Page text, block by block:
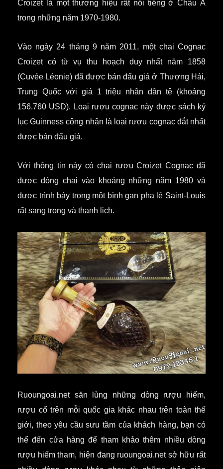
Croizet là một thương hiệu rất nổi tiếng ở Châu Á
trong những năm 1970-1980.
Vào ngày 24 tháng 9 năm 2011, một chai Cognac
Croizet có từ vụ thu hoạch duy nhất năm 1858
(Cuvée Léonie) đã được bán đấu giá ở Thượng Hải,
Trung Quốc với giá 1 triệu nhân dân tệ (khoảng
156.760 USD). Loại rượu cognac này được sách kỷ
lục Guinness công nhận là loại rượu cognac đắt nhất
được bán đấu giá.
Với thông tin này có chai rượu Croizet Cognacđã
được đóng chai vào khoảng những năm 1980 và
được trình bày trong một bình gạn pha lê Saint-Louis
rấtsang trọng và thanh lịch.
Ruoungoai.net săn lùng những dòng rượu hiếm,
rượu cổ trên mỗi quốc gia khác nhau trên toàn thế
giới, theo yêu cầu sưu tầm của khách hàng, bạn có
thể đến cửa hàng để tham khảo thêm nhiều dòng
rượu hiếm tham, hiện đang ruoungoai.net sở hữu rất